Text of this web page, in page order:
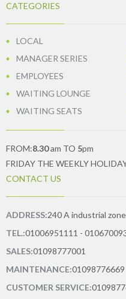
CATEGORIES
LOCAL
MANAGER SERIES
EMPLOYEES
WAITING LOUNGE
WAITING SEATS
FROM:8.30am TO 5pm
FRIDAY THE WEEKLY
CONTACT US
ADDRESS:240 A industrial
TEL.:01006951111 -
SALES:01098777001
MAINTENANCE:01098776669
CUSTOMER SERVICE: